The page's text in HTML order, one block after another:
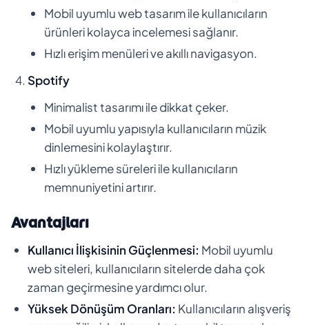
Mobil uyumlu web tasarım ile kullanıcıların
ürünleri kolayca incelemesi sağlanır.
Hızlı erişim menüleri ve akıllı navigasyon.
Spotify
Minimalist tasarımı ile dikkat çeker.
Mobil uyumlu yapısıyla kullanıcıların müzik
dinlemesini kolaylaştırır.
Hızlı yükleme süreleri ile kullanıcıların
memnuniyetini artırır.
Avantajları
Kullanıcı İlişkisinin Güçlenmesi: Mobil uyumlu
web siteleri, kullanıcıların sitelerde daha çok
zaman geçirmesine yardımcı olur.
Yüksek Dönüşüm Oranları: Kullanıcıların alışveriş